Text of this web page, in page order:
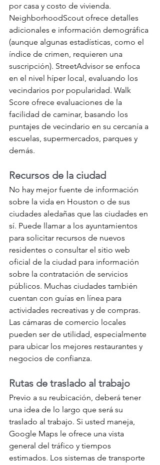
por casa y costo de vivienda.
NeighborhoodScout ofrece detalles
adicionales e información demográfica
(aunque algunas estadísticas, como el
índice de crimen, requieren una
suscripción). StreetAdvisor se enfoca
en el nivel híper local, evaluando los
vecindarios por popularidad. Walk
Score ofrece evaluaciones de la
facilidad de caminar, basando los
puntajes de vecindario en su cercanía a
escuelas, supermercados, parques y
demás.
Recursos de la ciudad
No hay mejor fuente de información
sobre la vida en Houston o de sus
ciudades aledañas que las ciudades en
sí. Puede llamar a los ayuntamientos
para solicitar recursos de nuevos
residentes o consultar el sitio web
oficial de la ciudad para información
sobre la contratación de servicios
públicos. Muchas ciudades también
cuentan con guías en línea para
actividades recreativas y de compras.
Las cámaras de comercio locales
pueden ser de utilidad, especialmente
para ubicar los mejores restaurantes y
negocios de confianza.
Rutas de traslado al trabajo
Previo a su reubicación, deberá tener
una idea de lo largo que será su
traslado al trabajo. Si usted maneja,
Google Maps le ofrece una vista
general del tráfico y tiempos
estimados. Los sistemas de transporte